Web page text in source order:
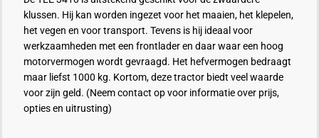
klussen. Hij kan worden ingezet voor het maaien, het klepelen,
het vegen en voor transport. Tevens is hij ideaal voor
werkzaamheden met een frontlader en daar waar een hoog
motorvermogen wordt gevraagd. Het hefvermogen bedraagt
maar liefst 1000 kg. Kortom, deze tractor biedt veel waarde
voor zijn geld. (Neem contact op voor informatie over prijs,
opties en uitrusting)